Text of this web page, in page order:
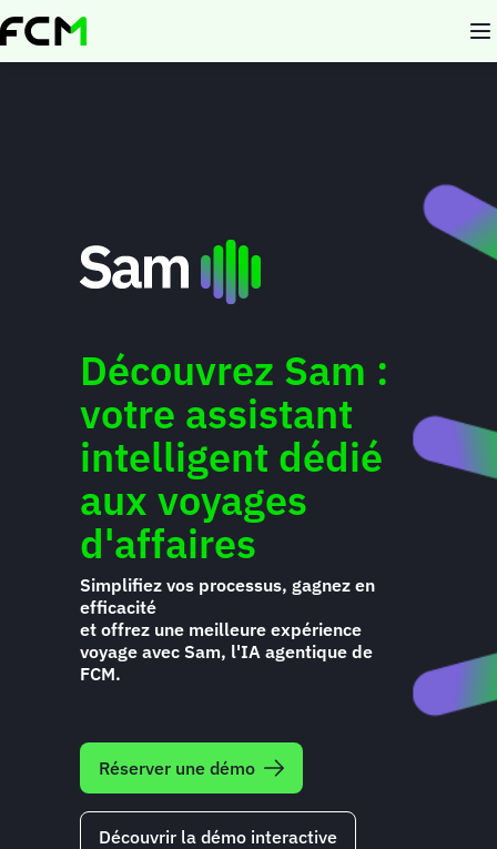
Aller
au
Découvrez Sam :
votre assistant
intelligent dédié
aux voyages
d'affaires
Simplifiez vos processus, gagnez en
efficacité
et offrez une meilleure expérience
voyage avec Sam, l'IA agentique de
FCM.
Réserver une démo
Découvrir la démo interactive